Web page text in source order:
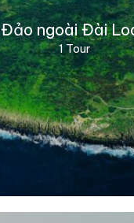
Đảo ngoài Đài
1 Tour